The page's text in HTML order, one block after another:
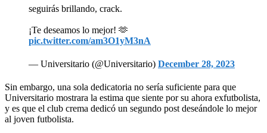
seguirás brillando, crack.
¡Te deseamos lo mejor! 🫶
pic.twitter.com/am3O1yM3nA
— Universitario (@Universitario) December 28, 2023
Sin embargo, una sola dedicatoria no sería suficiente para que
Universitario mostrara la estima que siente por su ahora exfutbolista,
y es que el club crema dedicó un segundo post deseándole lo mejor
al joven futbolista.